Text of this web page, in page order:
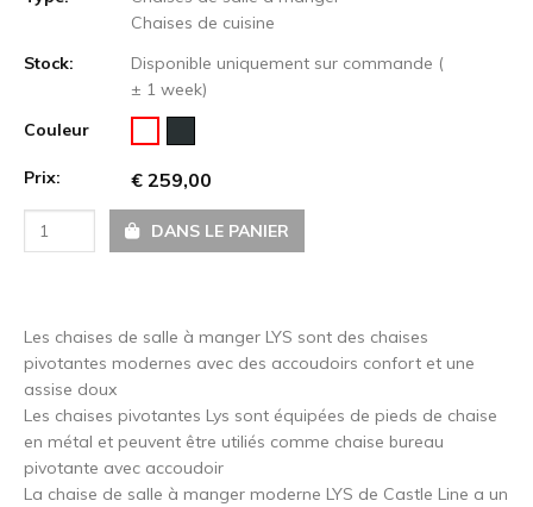
Chaises de cuisine
Stock:
Disponible uniquement sur commande (
± 1 week)
Couleur
Prix: € 259,00
DANS LE PANIER
Les chaises de salle à manger LYS sont des chaises
pivotantes modernes avec des accoudoirs confort et une
assise doux
Les chaises pivotantes Lys sont équipées de pieds de chaise
en métal et peuvent être utiliés comme chaise bureau
pivotante avec accoudoir
La chaise de salle à manger moderne LYS de Castle Line a un